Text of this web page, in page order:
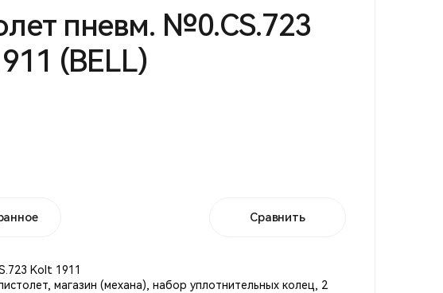
пневм. №0.CS.723
(BELL)
Сравнить
Kolt 1911
магазин (механа), набор уплотнительных колец, 2